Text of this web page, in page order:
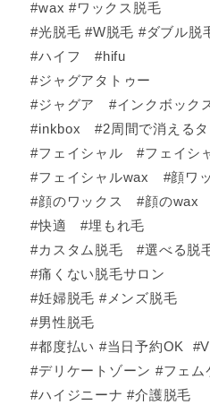
#wax #ワックス脱毛
#光脱毛 #W脱毛 #ダブル脱
#ハイフ #hifu
#ジャグアタトゥー
#ジャグア #インクボック
#inkbox #2周間で消えるタ
#フェイシャル #フェイシ
#フェイシャルwax #顔ワ
#顔のワックス #顔のwax
#快適 #埋もれ毛
#カスタム脱毛 #選べる脱
#痛くない脱毛サロン
#妊婦脱毛 #メンズ脱毛
#男性脱毛
#都度払い #当日予約OK
#デリケートゾーン #フェム
#ハイジニーナ #介護脱毛